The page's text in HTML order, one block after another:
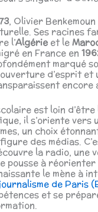
, Olivier
Ses racines
l’Algérieet le
en France en
marqué
d’esprit et
encore
est loin
il s’oriente vers
un choix
des médias.
la radio, une
pousse à
le mène à
de Paris
et se